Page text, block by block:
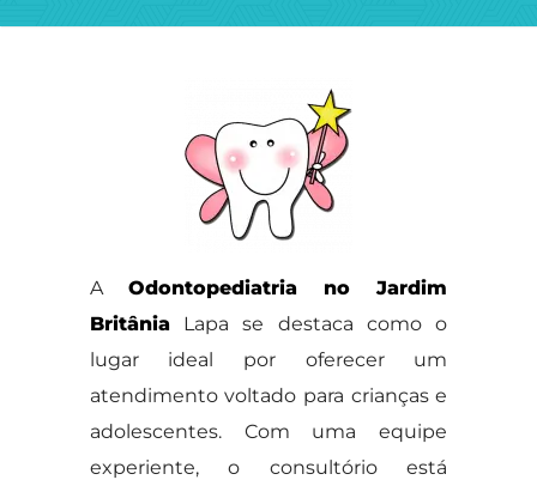
A Odontopediatria no Jardim
BritâniaLapa se destaca como o
lugar ideal por oferecer um
atendimento voltado para crianças e
adolescentes. Com uma equipe
experiente, o consultório está